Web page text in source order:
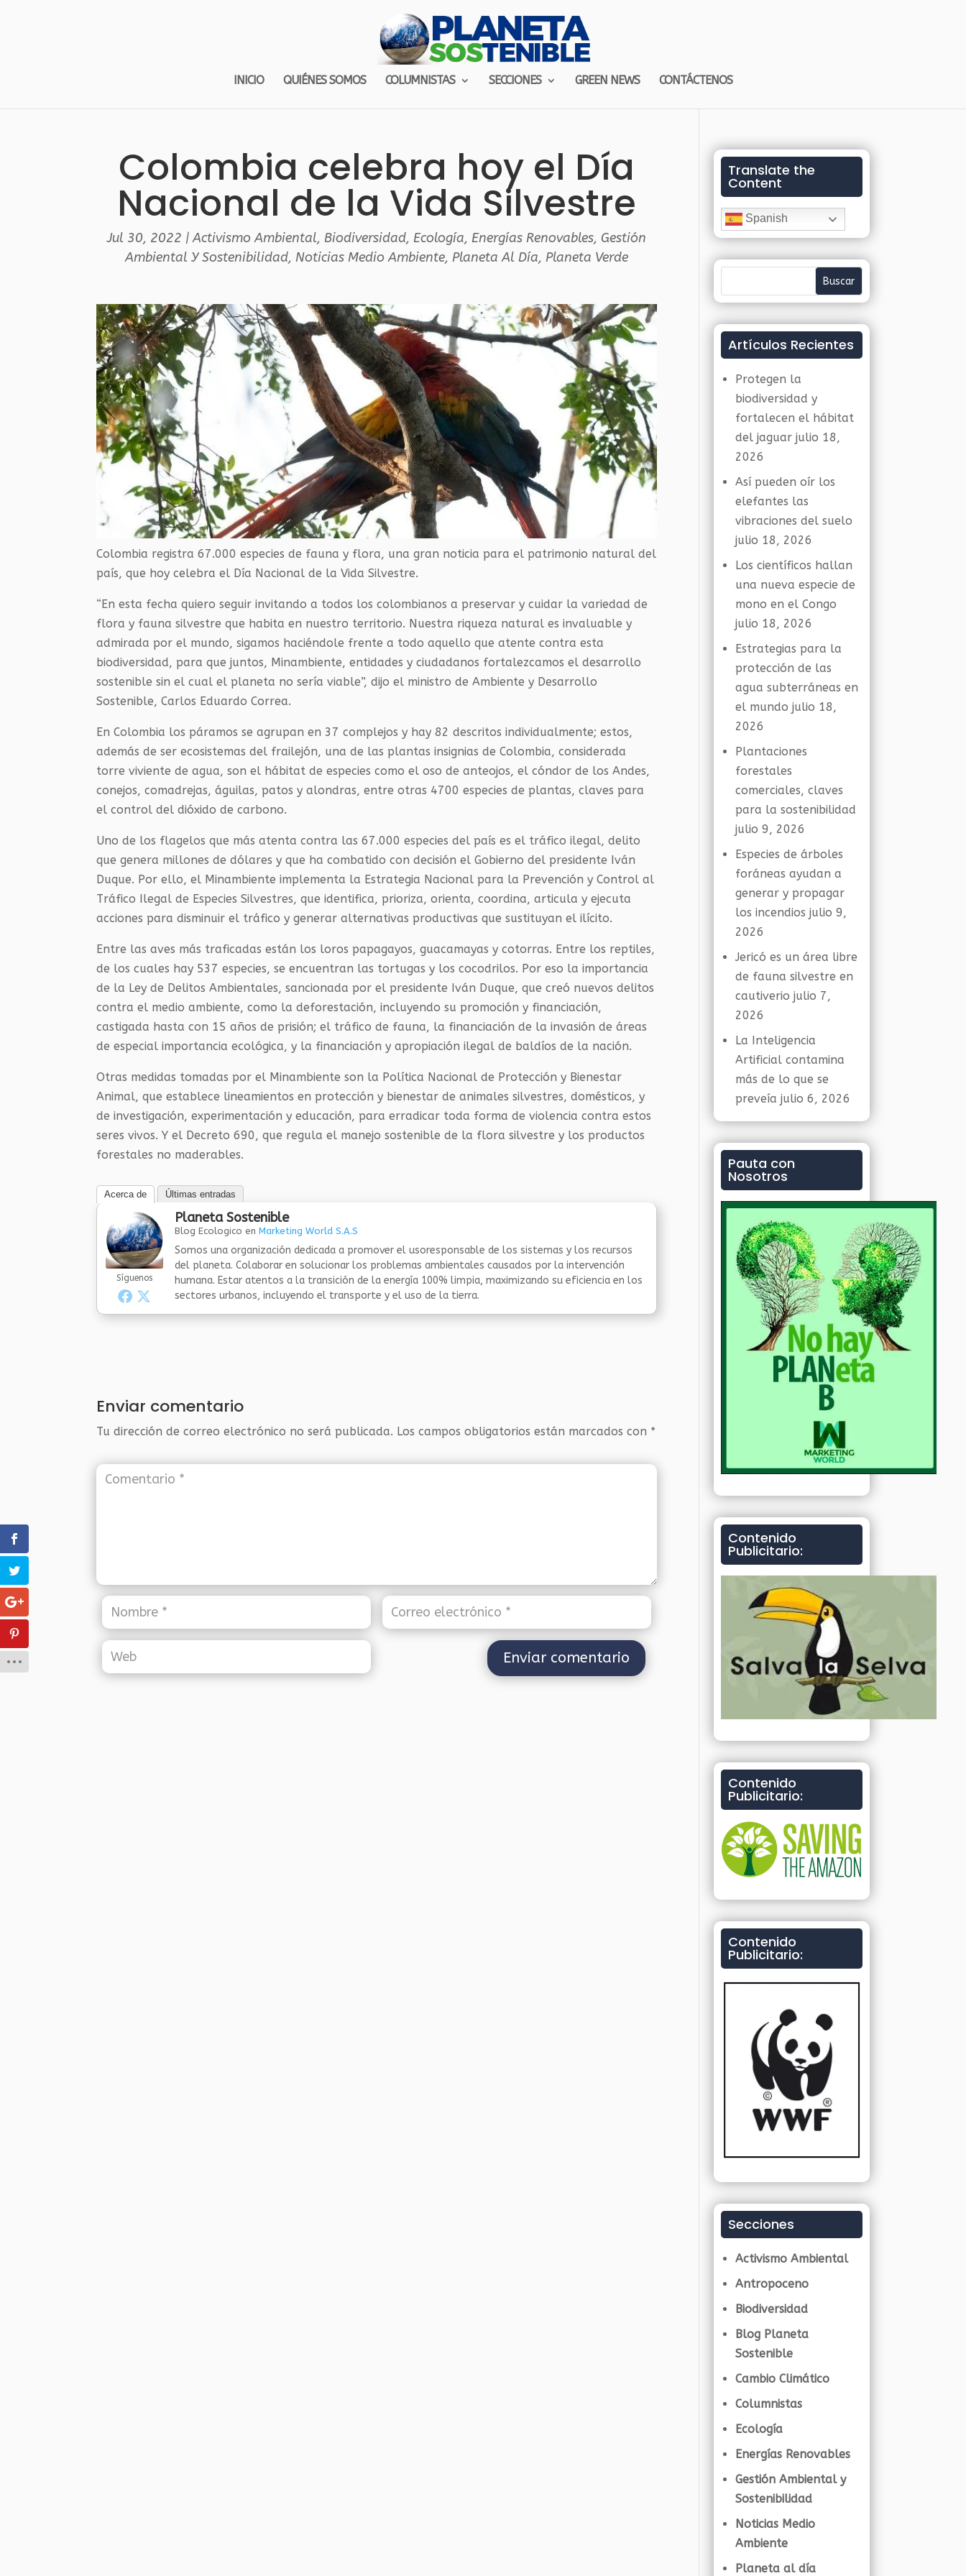
INICIO QUIÉNES SOMOS COLUMNISTAS SECCIONES GREEN NEWS CONTÁCTENOS
Colombia celebra hoy el Día
Nacional de la Vida Silvestre
Jul 30, 2022 |Activismo Ambiental, Biodiversidad,Ecología,Energías Renovables, Gestión
Ambiental Y Sostenibilidad,Noticias Medio Ambiente,Planeta Al Día,Planeta Verde
Colombia registra 67.000 especies de fauna y flora, una gran noticia para el patrimonio natural del
país, que hoy celebra el Día Nacional de la Vida Silvestre.
“En esta fecha quiero seguir invitando a todos los colombianos a preservar y cuidar la variedad de
flora y fauna silvestre que habita en nuestro territorio. Nuestra riqueza natural es invaluable y
admirada por el mundo, sigamos haciéndole frente a todo aquello que atente contra esta
biodiversidad, para que juntos, Minambiente, entidades y ciudadanos fortalezcamos el desarrollo
sostenible sin el cual el planeta no sería viable”, dijo el ministro de Ambiente y Desarrollo
Sostenible, Carlos Eduardo Correa.
En Colombia los páramos se agrupan en 37 complejos y hay 82 descritos individualmente; estos,
además de ser ecosistemas del frailejón, una de las plantas insignias de Colombia, considerada
torre viviente de agua, son el hábitat de especies como el oso de anteojos, el cóndor de los Andes,
conejos, comadrejas, águilas, patos y alondras, entre otras 4700 especies de plantas, claves para
el control del dióxido de carbono.
Uno de los flagelos que más atenta contra las 67.000 especies del país es el tráfico ilegal, delito
que genera millones de dólares y que ha combatido con decisión el Gobierno del presidente Iván
Duque. Por ello, el Minambiente implementa la Estrategia Nacional para la Prevención y Control al
Tráfico Ilegal de Especies Silvestres, que identifica, prioriza, orienta, coordina, articula y ejecuta
acciones para disminuir el tráfico y generar alternativas productivas que sustituyan el ilícito.
Entre las aves más traficadas están los loros papagayos, guacamayas y cotorras. Entre los reptiles,
de los cuales hay 537 especies, se encuentran las tortugas y los cocodrilos. Por eso la importancia
de la Ley de Delitos Ambientales, sancionada por el presidente Iván Duque, que creó nuevos delitos
contra el medio ambiente, como la deforestación, incluyendo su promoción y financiación,
castigada hasta con 15 años de prisión; el tráfico de fauna, la financiación de la invasión de áreas
de especial importancia ecológica, y la financiación y apropiación ilegal de baldíos de la nación.
Otras medidas tomadas por el Minambiente son la Política Nacional de Protección y Bienestar
Animal, que establece lineamientos en protección y bienestar de animales silvestres, domésticos, y
de investigación, experimentación y educación, para erradicar toda forma de violencia contra estos
seres vivos. Y el Decreto 690, que regula el manejo sostenible de la flora silvestre y los productos
forestales no maderables.
Acerca de Últimas entradas
Síguenos
Planeta Sostenible
Blog Ecologico enMarketing World S.A.S
Somos una organización dedicada a promover el usoresponsable de los sistemas y los recursos
del planeta. Colaborar en solucionar los problemas ambientales causados por la intervención
humana. Estar atentos a la transición de la energía 100% limpia, maximizando su eficiencia en los
sectores urbanos, incluyendo el transporte y el uso de la tierra.
Enviar comentario
Tu dirección de correo electrónico no será publicada. Los campos obligatorios están marcados con *
Translate the
Content
Spanish
Artículos Recientes
Protegen la
biodiversidad y
fortalecen el hábitat
del jaguar julio 18,
2026
Así pueden oír los
elefantes las
vibraciones del suelo
julio 18, 2026
Los científicos hallan
una nueva especie de
mono en el Congo
julio 18, 2026
Estrategias para la
protección de las
agua subterráneas en
el mundo julio 18,
2026
Plantaciones
forestales
comerciales, claves
para la sostenibilidad
julio 9, 2026
Especies de árboles
foráneas ayudan a
generar y propagar
los incendios julio 9,
2026
Jericó es un área libre
de fauna silvestre en
cautiverio julio 7,
2026
La Inteligencia
Artificial contamina
más de lo que se
preveía julio 6, 2026
Pauta con
Nosotros
Contenido
Publicitario:
Contenido
Publicitario:
Contenido
Publicitario:
Secciones
Activismo Ambiental
Antropoceno
Biodiversidad
Blog Planeta
Sostenible
Cambio Climático
Columnistas
Ecología
Energías Renovables
Gestión Ambiental y
Sostenibilidad
Noticias Medio
Ambiente
Planeta al día